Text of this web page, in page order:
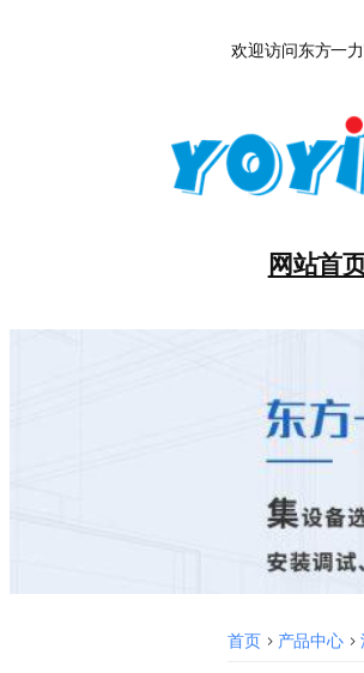
欢迎访问东方一
网站首
首页> 产品中心 >